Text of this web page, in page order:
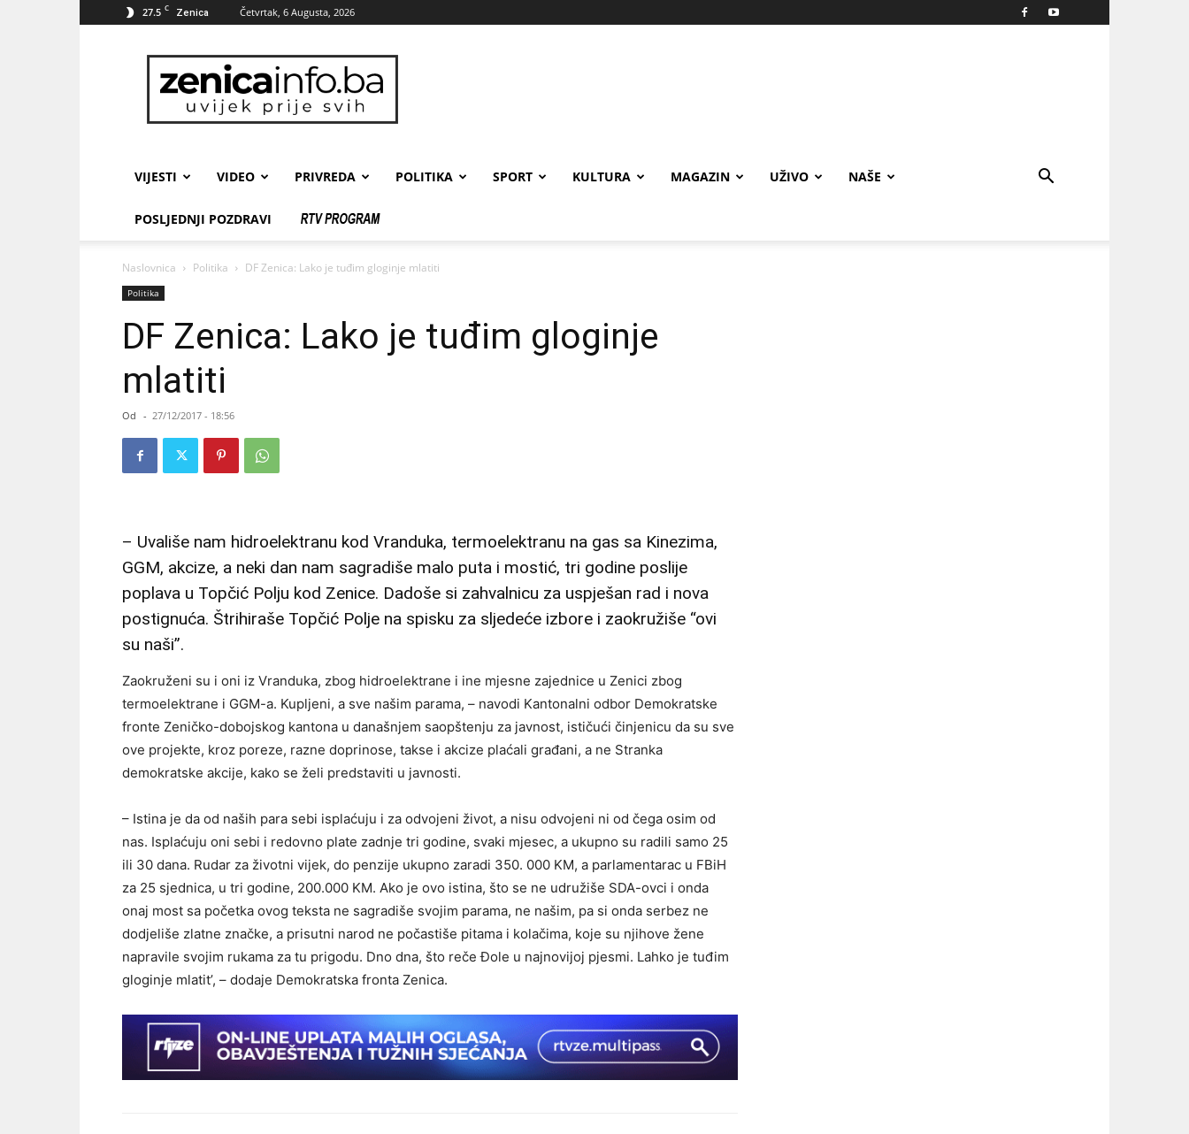
27.5 C Zenica Četvrtak, 6 Augusta, 2026
zenicainfo.ba
VIJESTI VIDEO PRIVREDA POLITIKA SPORT KULTURA MAGAZIN UŽIVO NAŠE
POSLJEDNJI POZDRAVI
Naslovnica Politika DF Zenica: Lako je tuđim gloginje mlatiti
Politika
DF Zenica: Lako je tuđim gloginje
mlatiti
Od - 27/12/2017 - 18:56
– Uvališe nam hidroelektranu kod Vranduka, termoelektranu na gas sa Kinezima,
GGM, akcize, a neki dan nam sagradiše malo puta i mostić, tri godine poslije
poplava u Topčić Polju kod Zenice. Dadoše si zahvalnicu za uspješan rad i nova
postignuća. Štrihiraše Topčić Polje na spisku za sljedeće izbore i zaokružiše “ovi
su naši”.
Zaokruženi su i oni iz Vranduka, zbog hidroelektrane i ine mjesne zajednice u Zenici zbog
termoelektrane i GGM-a. Kupljeni, a sve našim parama, – navodi Kantonalni odbor Demokratske
fronte Zeničko-dobojskog kantona u današnjem saopštenju za javnost, ističući činjenicu da su sve
ove projekte, kroz poreze, razne doprinose, takse i akcize plaćali građani, a ne Stranka
demokratske akcije, kako se želi predstaviti u javnosti.
– Istina je da od naših para sebi isplaćuju i za odvojeni život, a nisu odvojeni ni od čega osim od
nas. Isplaćuju oni sebi i redovno plate zadnje tri godine, svaki mjesec, a ukupno su radili samo 25
ili 30 dana. Rudar za životni vijek, do penzije ukupno zaradi 350. 000 KM, a parlamentarac u FBiH
za 25 sjednica, u tri godine, 200.000 KM. Ako je ovo istina, što se ne udružiše SDA-ovci i onda
onaj most sa početka ovog teksta ne sagradiše svojim parama, ne našim, pa si onda serbez ne
dodjeliše zlatne značke, a prisutni narod ne počastiše pitama i kolačima, koje su njihove žene
napravile svojim rukama za tu prigodu. Dno dna, što reče Đole u najnovijoj pjesmi. Lahko je tuđim
gloginje mlatit’, – dodaje Demokratska fronta Zenica.